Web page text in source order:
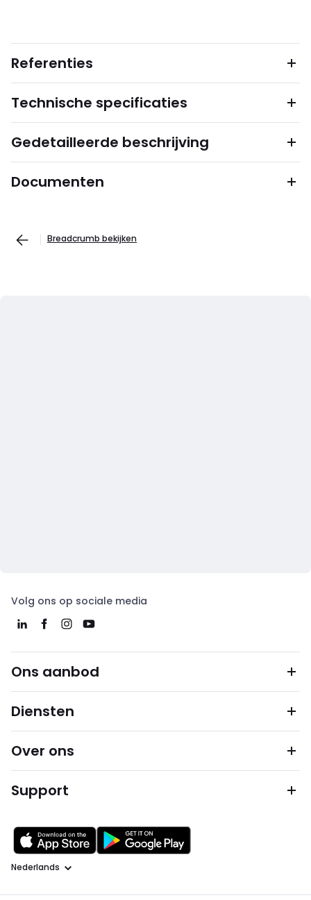
Referenties
Technische specificaties
Gedetailleerde beschrijving
Documenten
Breadcrumb bekijken
Volg ons op sociale media
Ons aanbod
Diensten
Over ons
Support
Taal